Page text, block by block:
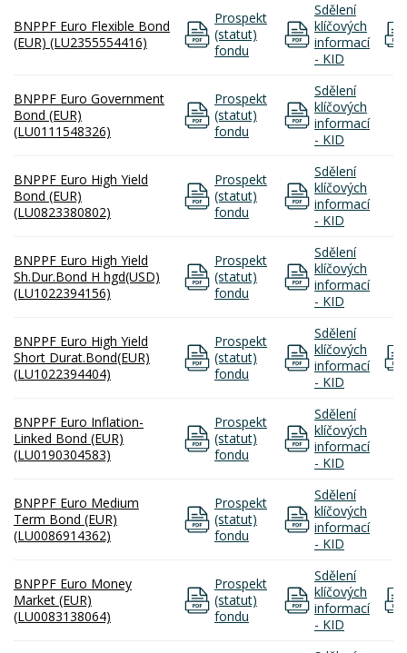
BNPPF Euro Flexible Bond
(EUR) (LU2355554416)
Prospekt
(statut)
fondu
Sdělení
klíčových
informací
- KID
BNPPF Euro Government
Bond (EUR)
(LU0111548326)
Prospekt
(statut)
fondu
Sdělení
klíčových
informací
- KID
BNPPF Euro High Yield
Bond (EUR)
(LU0823380802)
Prospekt
(statut)
fondu
Sdělení
klíčových
informací
- KID
BNPPF Euro High Yield
Sh.Dur.Bond H hgd(USD)
(LU1022394156)
Prospekt
(statut)
fondu
Sdělení
klíčových
informací
- KID
BNPPF Euro High Yield
Short Durat.Bond(EUR)
(LU1022394404)
Prospekt
(statut)
fondu
Sdělení
klíčových
informací
- KID
BNPPF Euro Inflation-
Linked Bond (EUR)
(LU0190304583)
Prospekt
(statut)
fondu
Sdělení
klíčových
informací
- KID
BNPPF Euro Medium
Term Bond (EUR)
(LU0086914362)
Prospekt
(statut)
fondu
Sdělení
klíčových
informací
- KID
BNPPF Euro Money
Market (EUR)
(LU0083138064)
Prospekt
(statut)
fondu
Sdělení
klíčových
informací
- KID